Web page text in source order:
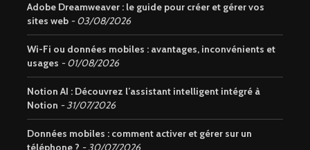
Adobe Dreamweaver : le guide pour créer et gérer vos
sites web
03/08/2026
Wi-Fi ou données mobiles : avantages, inconvénients et
usages
01/08/2026
Notion AI : Découvrez l’assistant intelligent intégré à
Notion
31/07/2026
Données mobiles : comment activer et gérer sur un
téléphone ?
30/07/2026